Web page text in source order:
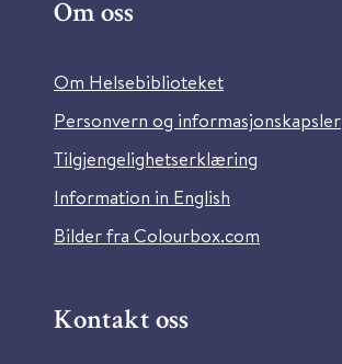
Om oss
Om Helsebiblioteket
Personvern og informasjonskapsler
Tilgjengelighetserklæring
Information in English
Bilder fra Colourbox.com
Kontakt oss